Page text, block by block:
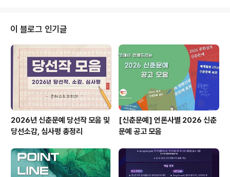
이용의 편의성 향상 및 활용성 제고를 위한 개선 의견을 서
술 ◎ 참가자격 개인 또는 3인 이하의 팀으로 ISTANS 산
업통계 데이터를 활용한 경험이 있는 자는 누구나 참여 가
능 ◎ 공모일정 -참가신청서, 개인정보수집·이용동의서 및
활용수기 제출: 2023년 09월 04일(월) ~ 2023년 1..
이 블로그 인기글
2026년 신춘문예 당선작 모음 및
당선소감, 심사평 총정리
[신춘문예] 언론사별 2026 신춘
문예 공고 모음